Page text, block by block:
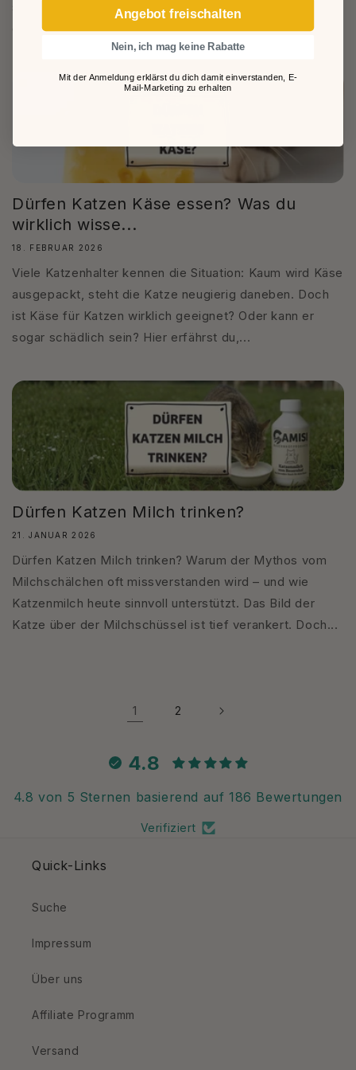
schaden? Gerade bei Themen wie rohes Ei für Katzen,
gekochtes Ei für Katzen oder Ei...
Dürfen Katzen Käse essen? Was du
wirklich wisse...
18. FEBRUAR 2026
Viele Katzenhalter kennen die Situation: Kaum wird Käse
ausgepackt, steht die Katze neugierig daneben. Doch
ist Käse für Katzen wirklich geeignet? Oder kann er
sogar schädlich sein? Hier erfährst du,...
Dürfen Katzen Milch trinken?
21. JANUAR 2026
Dürfen Katzen Milch trinken? Warum der Mythos vom
Milchschälchen oft missverstanden wird – und wie
Katzenmilch heute sinnvoll unterstützt. Das Bild der
Katze über der Milchschüssel ist tief verankert. Doch...
1 2
4.8
4.8 von 5 Sternen basierend auf 186 Bewertungen
Verifiziert
Quick-Links
Suche
Impressum
Über uns
Affiliate Programm
Versand
Angebot freischalten
Nein, ich mag keine Rabatte
Mit der Anmeldung erklärst du dich damit einverstanden, E-
Mail-Marketing zu erhalten